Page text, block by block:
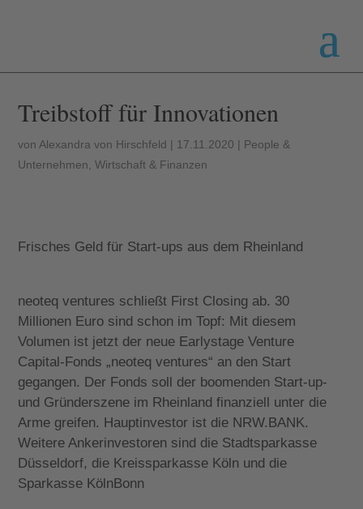
Treibstoff für Innovationen
von Alexandra von Hirschfeld | 17.11.2020 | People &
Unternehmen ,Wirtschaft & Finanzen
Frisches Geld für Start-ups aus dem Rheinland
neoteq ventures schließt First Closing ab. 30
Millionen Euro sind schon im Topf: Mit diesem
Volumen ist jetzt der neue Earlystage Venture
Capital-Fonds „neoteq ventures“ an den Start
gegangen. Der Fonds soll der boomenden Start-up-
und Gründerszene im Rheinland finanziell unter die
Arme greifen. Hauptinvestor ist die NRW.BANK.
Weitere Ankerinvestoren sind die Stadtsparkasse
Düsseldorf, die Kreissparkasse Köln und die
Sparkasse KölnBonn